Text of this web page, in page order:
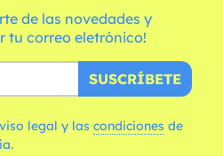
de las novedades y
tu correo eletrónico!
SUSCRÍBETE
legal y las condiciones